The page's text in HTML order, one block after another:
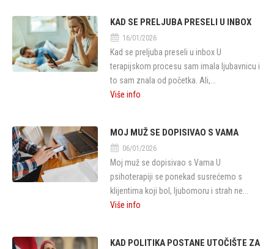
KAD SE PRELJUBA PRESELI U INBOX
16/01/2026
Kad se preljuba preseli u inbox U
terapijskom procesu sam imala ljubavnicu i
to sam znala od početka. Ali,...
Više info
MOJ MUŽ SE DOPISIVAO S VAMA
06/01/2026
Moj muž se dopisivao s Vama U
psihoterapiji se ponekad susrećemo s
klijentima koji bol, ljubomoru i strah ne...
Više info
KAD POLITIKA POSTANE UTOČIŠTE ZA